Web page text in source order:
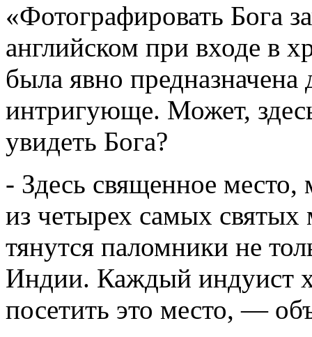
«Фотографировать Бога
английском при входе в
была явно
интригующе. Может,
увидеть Бога?
- Здесь священное
из четырех самых святых
тянутся паломники не
Индии. Каждый индуист
посетить это место, —